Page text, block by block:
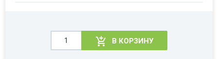
В КОРЗИНУ